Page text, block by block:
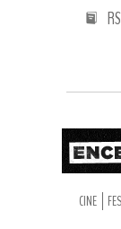
CINE